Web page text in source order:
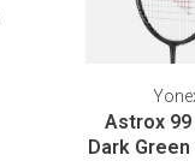
Astrox 99
Dark